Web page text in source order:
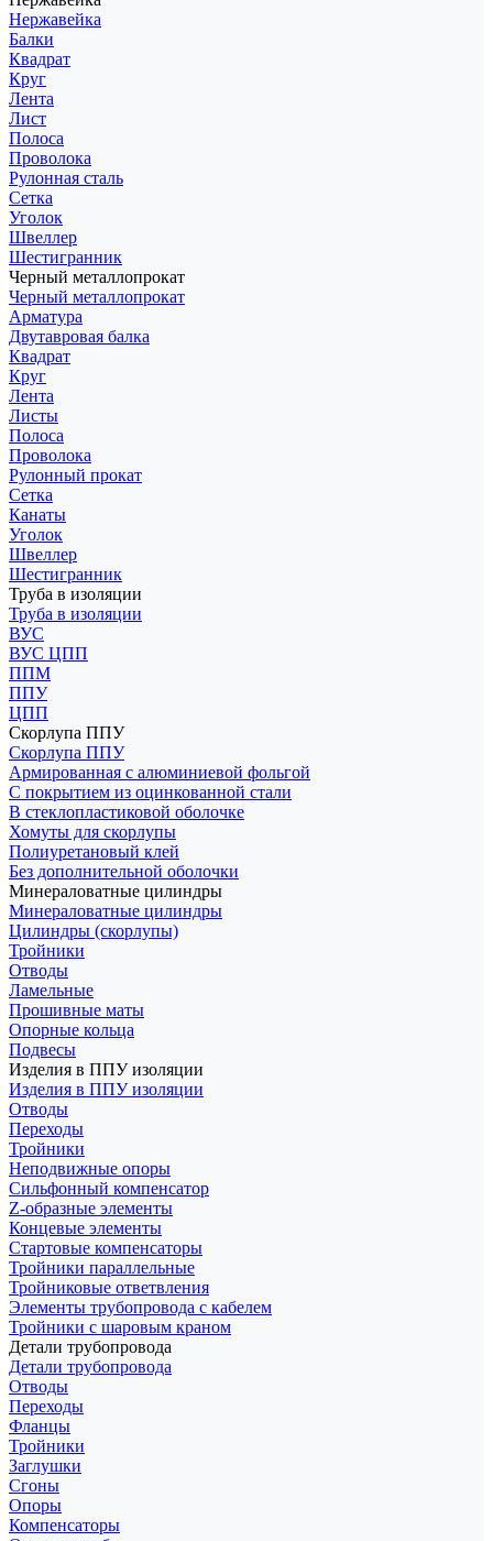
Нержавейка
Балки
Квадрат
Круг
Лента
Лист
Полоса
Проволока
Рулонная сталь
Сетка
Уголок
Швеллер
Шестигранник
Черный металлопрокат
Черный металлопрокат
Арматура
Двутавровая балка
Квадрат
Круг
Лента
Листы
Полоса
Проволока
Рулонный прокат
Сетка
Канаты
Уголок
Швеллер
Шестигранник
Труба в изоляции
Труба в изоляции
ВУС
ВУС ЦПП
ППМ
ППУ
ЦПП
Скорлупа ППУ
Скорлупа ППУ
Армированная с алюминиевой фольгой
С покрытием из оцинкованной стали
В стеклопластиковой оболочке
Хомуты для скорлупы
Полиуретановый клей
Без дополнительной оболочки
Минераловатные цилиндры
Минераловатные цилиндры
Цилиндры (скорлупы)
Тройники
Отводы
Ламельные
Прошивные маты
Опорные кольца
Подвесы
Изделия в ППУ изоляции
Изделия в ППУ изоляции
Отводы
Переходы
Тройники
Неподвижные опоры
Cильфонный компенсатор
Z-образные элементы
Концевые элементы
Стартовые компенсаторы
Тройники параллельные
Тройниковые ответвления
Элементы трубопровода с кабелем
Тройники с шаровым краном
Детали трубопровода
Детали трубопровода
Отводы
Переходы
Фланцы
Тройники
Заглушки
Сгоны
Опоры
Компенсаторы